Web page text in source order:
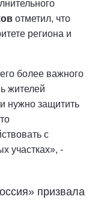
отметил, что
региона и
более важного
жителей
нужно защитить
с
участках», -
призвала